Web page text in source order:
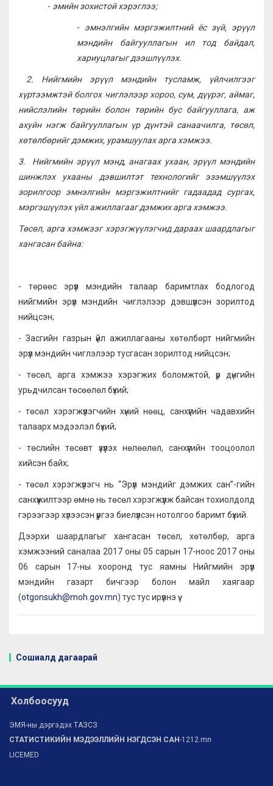
- эмийн зохистой хэрэглээ;
- эмнэлгийн мэргэжилтний ёс зүй, эрүүл
мэндийн байгууллагын ил тод байдал,
хариуцлагыг дээшлүүлэх.
2. Нийгмийн эрүүл мэндийн тусламж, үйлчилгээг
хүртээмжтэй болгох чиглэлээр хороо, сум, дүүрэг, аймаг,
нийслэлийн төрийн болон төрийн бус байгууллага, аж
ахуйн нэгж байгууллагын үр дүнтэй санаачилга, төсөл,
хөтөлбөрийг дэмжих, урамшуулах арга хэмжээ.
3. Нийгмийн эрүүл мэнд, анагаах ухаан, эрүүл мэндийн
шинжлэх ухааны дэвшилтэт технологийг эзэмшүүлэх
зорилгоор эмнэлгийн мэргэжилтнийг гадаадад сургах,
мэргэшүүлэх үйл ажиллагааг дэмжих арга хэмжээ.
Төсөл, арга хэмжээг хэрэгжүүлэгчид дараах шаардлагыг
хангасан байна:
- төрөөс эрүүл мэндийн талаар баримтлах бодлогод
нийгмийн эрүүл мэндийн чиглэлээр дэвшүүлсэн зорилтод
нийцсэн;
- Засгийн газрын үйл ажиллагааны хөтөлбөрт нийгмийн
эрүүл мэндийн чиглэлээр тусгасан зорилтод нийцсэн;
- төсөл, арга хэмжээ хэрэгжих боломжтой, үр дүнгийн
урьдчилсан төсөөлөл бүхий;
- төсөл хэрэгжүүлэгчийн хүний нөөц, санхүүгийн чадавхийн
талаарх мэдээлэл бүхий;
- төслийн төсөвт үзүүлэх нөлөөлөл, санхүүгийн тооцоолол
хийсэн байх;
- төсөл хэрэгжүүлэгч нь “Эрүүл мэндийг дэмжих сан”-гийн
санхүүжилтээр өмнө нь төсөл хэрэгжүүлж байсан тохиолдолд
гэрээгээр хүлээсэн үүргээ биелүүлсэн нотолгоо баримт бүхий.
Дээрхи шаардлагыг хангасан төсөл, хөтөлбөр, арга
хэмжээний саналаа 2017 оны 05 сарын 17-ноос 2017 оны
06 сарын 17-ны хооронд тус яамны Нийгмийн эрүүл
мэндийн газарт бичгээр болон майл хаягаар
(otgonsukh@moh.gov.mn) тус тус ирүүлнэ үү.
Сошиалд дагаарай
Холбоосууд
ЭМЯ-ны дэргэдэх ТАЗСЗ
СТАТИСТИКИЙН МЭДЭЭЛЛИЙН НЭГДСЭН САН-1212.mn
LICEMED